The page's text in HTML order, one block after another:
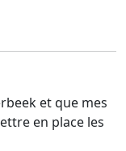
et que mes
en place les